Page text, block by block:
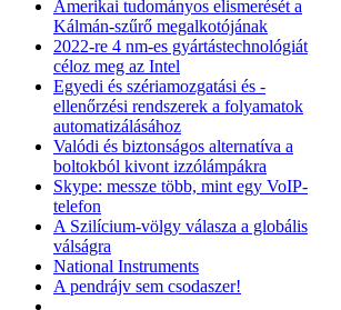
Amerikai tudományos elismerését a
Kálmán-szűrő megalkotójának
2022-re 4 nm-es gyártástechnológiát
céloz meg az Intel
Egyedi és szériamozgatási és -
ellenőrzési rendszerek a folyamatok
automatizálásához
Valódi és biztonságos alternatíva a
boltokból kivont izzólámpákra
Skype: messze több, mint egy VoIP-
telefon
A Szilícium-völgy válasza a globális
válságra
National Instruments
A pendrájv sem csodaszer!